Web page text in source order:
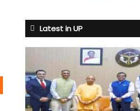
अभ्यास
मैच
में
बहाएगी
टीम
इंडिया
Latest in UP